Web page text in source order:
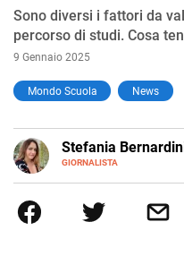
Sono diversi i fattori da
percorso di studi. Cosa
9 Gennaio 2025
Mondo Scuola News
Stefania
GIORNALISTA
E-
MAIL
esperienze nella
social